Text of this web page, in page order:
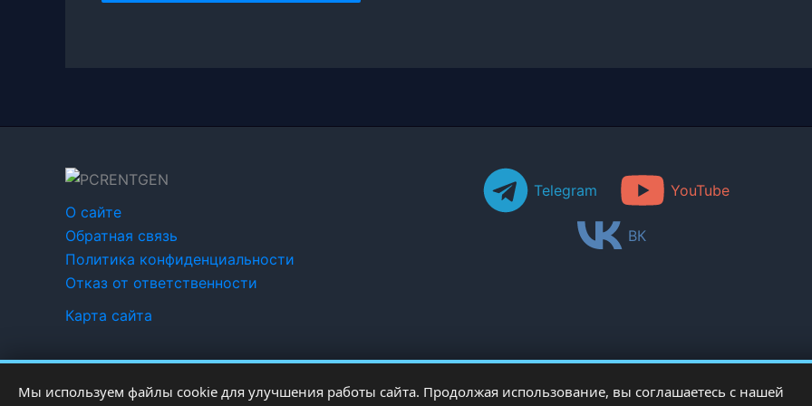
О сайте
Обратная связь
Политика конфиденциальности
Отказ от ответственности
Карта сайта
Telegram YouTube
ВК
Мы используем файлы cookie для улучшения работы сайта. Продолжая использование, вы соглашаетесь с нашей